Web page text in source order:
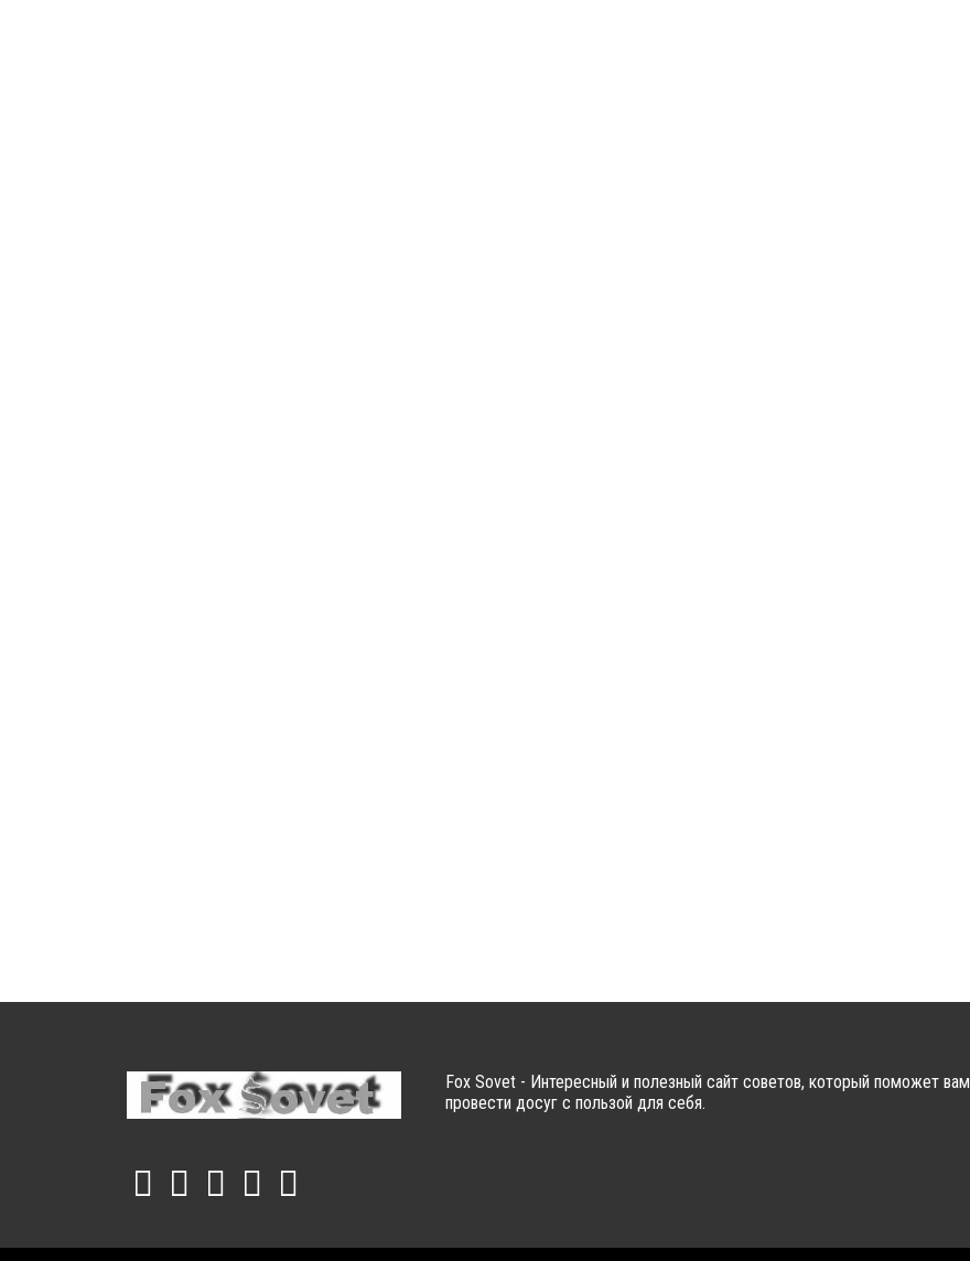
Fox Sovet - Интересный и полезный сайт советов, который поможет вам
провести досуг с пользой для себя.